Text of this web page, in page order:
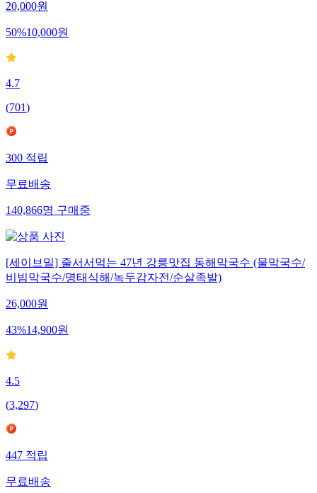
20,000원
50%10,000원
4.7
(701)
300적립
무료배송
140,866명구매중
[세이브밀] 줄서서먹는 47년 강릉맛집 동해막국수 (물막국수/
비빔막국수/명태식해/녹두감자전/순살족발)
26,000원
43%14,900원
4.5
(3,297)
447적립
무료배송